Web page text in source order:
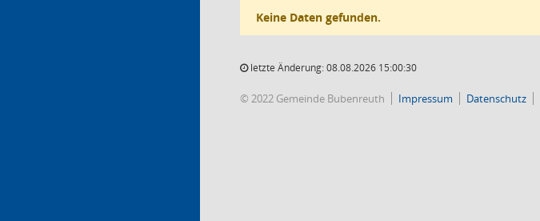
Keine Daten gefunden.
letzte Änderung: 08.08.2026 15:00:30
© 2022 Gemeinde Bubenreuth Impressum Datenschutz